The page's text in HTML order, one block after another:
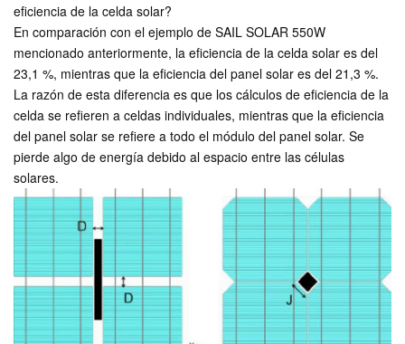
eficiencia de la celda solar?
En comparación con el ejemplo de SAIL SOLAR 550W
mencionado anteriormente, la eficiencia de la celda solar es del
23,1 %, mientras que la eficiencia del panel solar es del 21,3 %.
La razón de esta diferencia es que los cálculos de eficiencia de la
celda se refieren a celdas individuales, mientras que la eficiencia
del panel solar se refiere a todo el módulo del panel solar. Se
pierde algo de energía debido al espacio entre las células
solares.